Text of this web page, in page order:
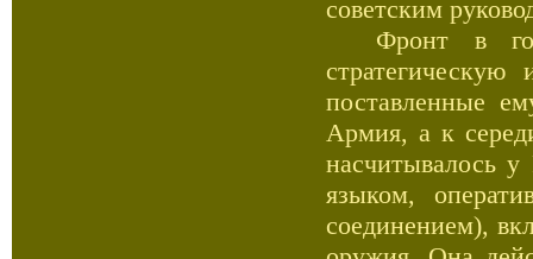
советским
Фронт в
поставленные
Армия, а к
насчитывалось
языком,
соединением),